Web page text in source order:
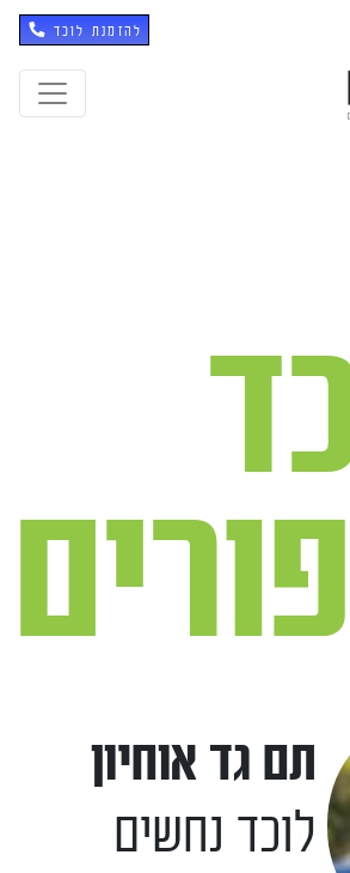
להזמנת לוכד
תם גד אוחיון
לוכד נחשים